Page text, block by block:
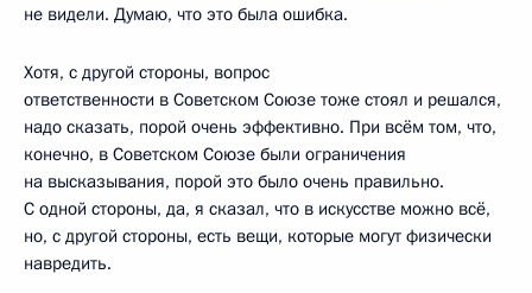
не видели. Думаю, что это была ошибка.
Хотя, с другой стороны, вопрос
ответственности в Советском Союзе тоже стоял и решался,
надо сказать, порой очень эффективно. При всём том, что,
конечно, в Советском Союзе были ограничения
на высказывания, порой это было очень правильно.
С одной стороны, да, я сказал, что в искусстве можно всё,
но, с другой стороны, есть вещи, которые могут физически
навредить.